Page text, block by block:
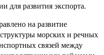
для развития экспорта.
на развитие
морских и речных
связей между